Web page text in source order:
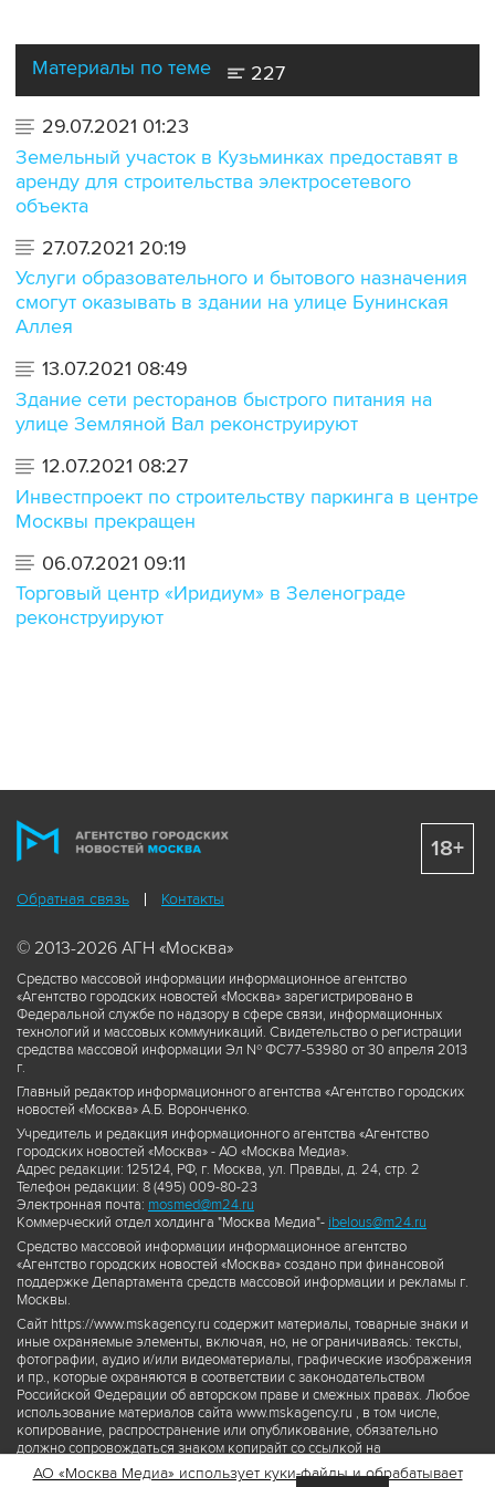
Материалы по теме 227
29.07.2021 01:23
Земельный участок в Кузьминках предоставят в
аренду для строительства электросетевого
объекта
27.07.2021 20:19
Услуги образовательного и бытового назначения
смогут оказывать в здании на улице Бунинская
Аллея
13.07.2021 08:49
Здание сети ресторанов быстрого питания на
улице Земляной Вал реконструируют
12.07.2021 08:27
Инвестпроект по строительству паркинга в центре
Москвы прекращен
06.07.2021 09:11
Торговый центр «Иридиум» в Зеленограде
реконструируют
Обратная связь Контакты
© 2013-2026 АГН «Москва»
Средство массовой информации информационное агентство
«Агентство городских новостей «Москва» зарегистрировано в
Федеральной службе по надзору в сфере связи, информационных
технологий и массовых коммуникаций. Свидетельство о регистрации
средства массовой информации Эл № ФС77-53980 от 30 апреля 2013
г.
Главный редактор информационного агентства «Агентство городских
новостей «Москва» А.Б. Воронченко.
Учредитель и редакция информационного агентства «Агентство
городских новостей «Москва» - АО «Москва Медиа».
Адрес редакции: 125124, РФ, г. Москва, ул. Правды, д. 24, стр. 2
Телефон редакции: 8 (495) 009-80-23
Электронная почта: mosmed@m24.ru
Коммерческий отдел холдинга "Москва Медиа"- ibelous@m24.ru
Средство массовой информации информационное агентство
«Агентство городских новостей «Москва» создано при финансовой
поддержке Департамента средств массовой информации и рекламы г.
Москвы.
Сайт https://www.mskagency.ru содержит материалы, товарные знаки и
иные охраняемые элементы, включая, но, не ограничиваясь: тексты,
фотографии, аудио и/или видеоматериалы, графические изображения
и пр., которые охраняются в соответствии с законодательством
Российской Федерации об авторском праве и смежных правах. Любое
использование материалов сайта www.mskagency.ru , в том числе,
копирование, распространение или опубликование, обязательно
должно сопровождаться знаком копирайт со ссылкой на
правообладателя © АО «Москва Медиа», а также гиперссылкой на сайт
18+
АО «Москва Медиа» использует куки-файлы и обрабатывает